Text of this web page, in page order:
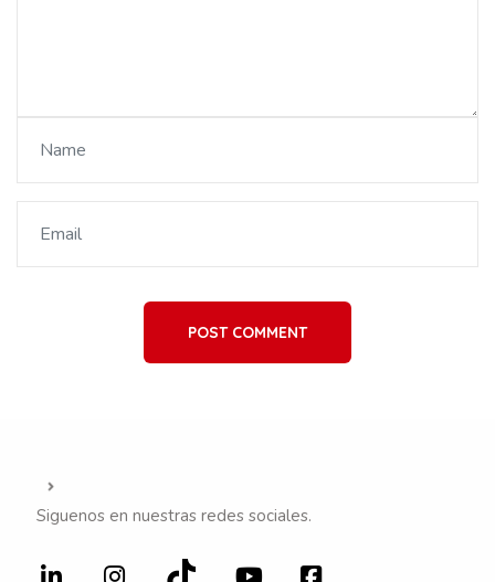
POST COMMENT
Siguenos en nuestras redes sociales.